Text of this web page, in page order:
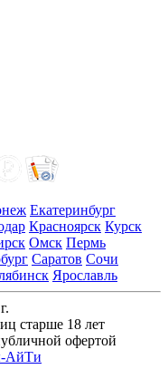
Екатеринбург
Красноярск Курск
Омск Пермь
Саратов Сочи
Ярославль
старше 18 лет
офертой
АйТи